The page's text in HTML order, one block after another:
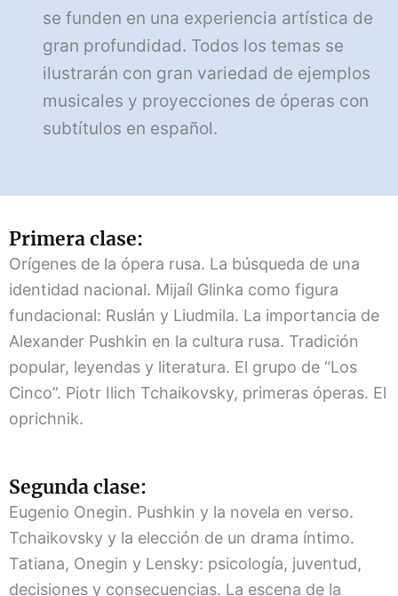
se funden en una experiencia artística de
gran profundidad. Todos los temas se
ilustrarán con gran variedad de ejemplos
musicales y proyecciones de óperas con
subtítulos en español.
Primera clase:
Orígenes de la ópera rusa. La búsqueda de una
identidad nacional. Mijaíl Glinka como figura
fundacional: Ruslán y Liudmila. La importancia de
Alexander Pushkin en la cultura rusa. Tradición
popular, leyendas y literatura. El grupo de “Los
Cinco”. Piotr Ilich Tchaikovsky, primeras óperas. El
oprichnik.
Segunda clase:
Eugenio Onegin. Pushkin y la novela en verso.
Tchaikovsky y la elección de un drama íntimo.
Tatiana, Onegin y Lensky: psicología, juventud,
decisiones y consecuencias. La escena de la